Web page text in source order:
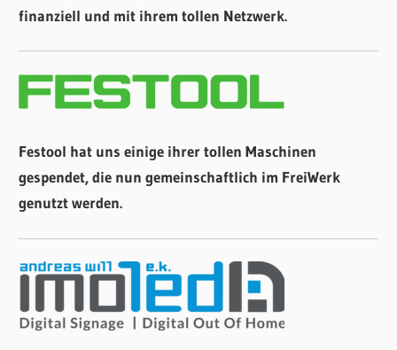
finanziell und mit ihrem tollen Netzwerk.
Festool hat uns einige ihrer tollen Maschinen
gespendet, die nun gemeinschaftlich im FreiWerk
genutzt werden.